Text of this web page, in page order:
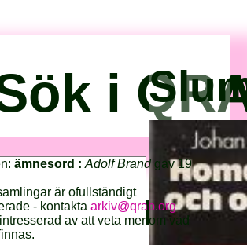
i
ämnesord :Adolf Brandgav 19
är ofullständigt
- kontaktaarkiv@qrab.org
av att veta mer om vad